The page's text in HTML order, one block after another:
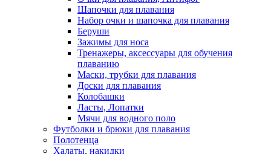
Шапочки для плавания
Набор очки и шапочка для плавания
Беруши
Зажимы для носа
Тренажеры, аксессуары для обучения
плаванию
Маски, трубки для плавания
Доски для плавания
Колобашки
Ласты, Лопатки
Мячи для водного поло
Футболки и брюки для плавания
Полотенца
Халаты, накидки